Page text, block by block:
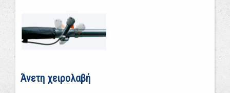
Άνετη χειρολαβή